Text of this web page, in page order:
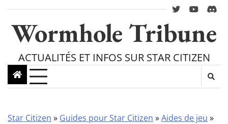
content
twitteryoutube
Wormhole Tribune
ACTUALITÉS ET INFOS SUR STAR CITIZEN
Star Citizen » Guides pour Star Citizen »Aides de jeu »